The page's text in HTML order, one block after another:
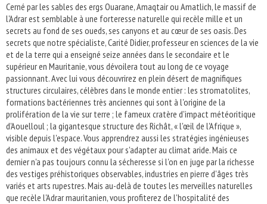
Cerné par les sables des ergs Ouarane, Amaqtair ou Amatlich, le massif de
l'Adrar est semblable à une forteresse naturelle qui recèle mille et un
secrets au fond de ses oueds, ses canyons et au cœur de ses oasis. Des
secrets que notre spécialiste, Carité Didier, professeur en sciences de la vie
et de la terre qui a enseigné seize années dans le secondaire et le
supérieur en Mauritanie, vous dévoilera tout au long de ce voyage
passionnant. Avec lui vous découvrirez en plein désert de magnifiques
structures circulaires, célèbres dans le monde entier : les stromatolites,
formations bactériennes très anciennes qui sont à l'origine de la
prolifération de la vie sur terre ; le fameux cratère d'impact météoritique
d'Aouelloul ; la gigantesque structure des Richât, « l'œil de l'Afrique »,
visible depuis l'espace. Vous apprendrez aussi les stratégies ingénieuses
des animaux et des végétaux pour s'adapter au climat aride. Mais ce
dernier n'a pas toujours connu la sécheresse si l'on en juge par la richesse
des vestiges préhistoriques observables, industries en pierre d'âges très
variés et arts rupestres. Mais au-delà de toutes les merveilles naturelles
que recèle l'Adrar mauritanien, vous profiterez de l'hospitalité des